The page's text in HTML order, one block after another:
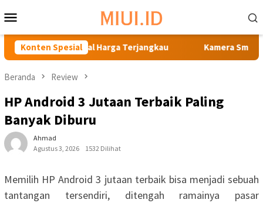
ke
kontenMobile
Konten Spesial
Andal Harga Terjangkau Kamera Smartphone
Beranda Review
HP Android 3 Jutaan Terbaik Paling
Banyak Diburu
Ahmad
Agustus 3, 2026
1532 Dilihat
Memilih HP Android 3 jutaan terbaik bisa menjadi sebuah
tantangan tersendiri, ditengah ramainya pasar